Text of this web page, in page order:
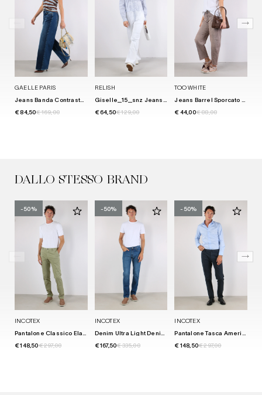
GAELLE PARIS
€ 84,50€ 169,00
RELISH
€ 64,50€ 129,00
TOO WHITE
€ 44,00€ 88,00
DALLO STESSO BRAND
-50%
INCOTEX
€ 148,50€ 297,00
-50%
INCOTEX
€ 167,50€ 335,00
-50%
INCOTEX
€ 148,50€ 297,00